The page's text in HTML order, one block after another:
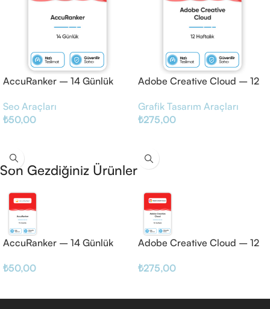
AccuRanker – 14 Günlük
Seo Araçları
₺50,00
Adobe Creative Cloud – 12
Grafik Tasarım Araçları
₺275,00
Son Gezdiğiniz Ürünler
AccuRanker – 14 Günlük
₺50,00
Adobe Creative Cloud – 12
₺275,00